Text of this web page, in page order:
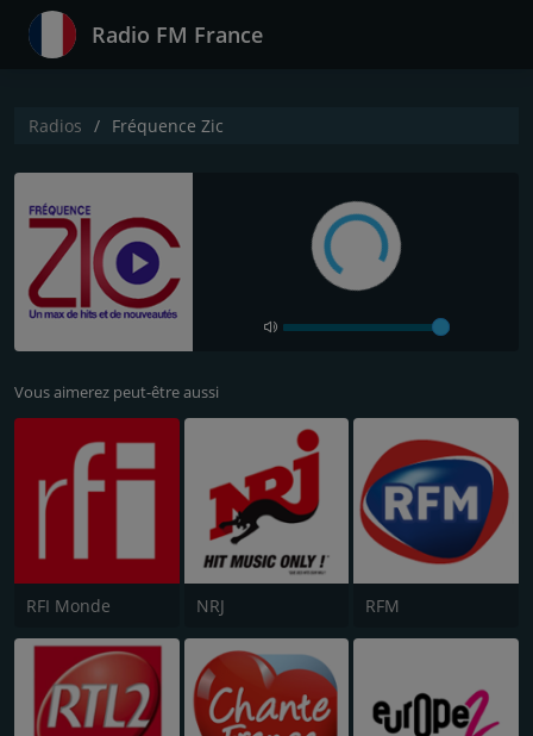
Radio FM France
Radios Fréquence Zic
Vous aimerez peut-être aussi
RFI Monde NRJ RFM